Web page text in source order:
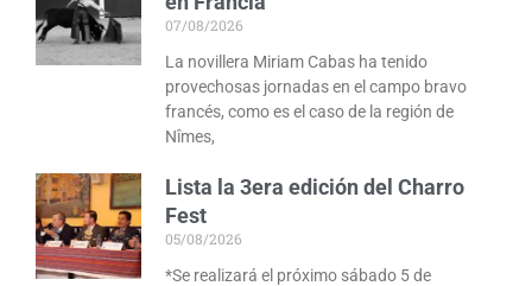
07/08/2026
La novillera Miriam Cabas ha tenido
provechosas jornadas en el campo bravo
francés, como es el caso de la región de
Nîmes,
Lista la 3era edición del Charro
Fest
05/08/2026
*Se realizará el próximo sábado 5 de